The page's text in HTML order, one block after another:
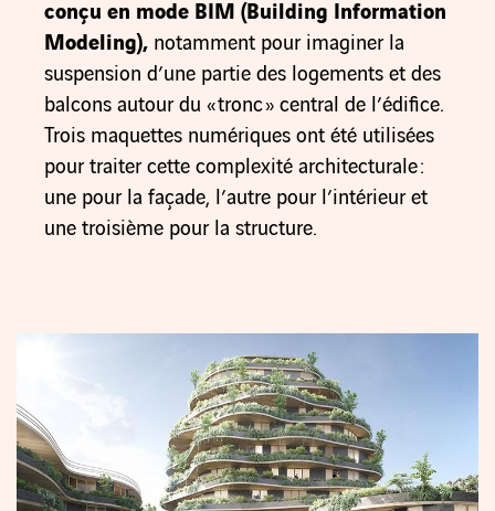
conçu en mode BIM (Building Information
Modeling), notamment pour imaginer la
suspension d’une partie des logements et des
balcons autour du « tronc » central de l’édifice.
Trois maquettes numériques ont été utilisées
pour traiter cette complexité architecturale :
une pour la façade, l’autre pour l’intérieur et
une troisième pour la structure.